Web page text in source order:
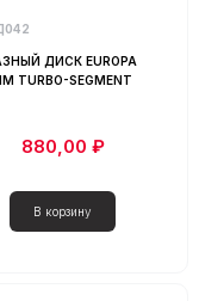
ДИСК EUROPA
TURBO-SEGMENT
880,00 ₽